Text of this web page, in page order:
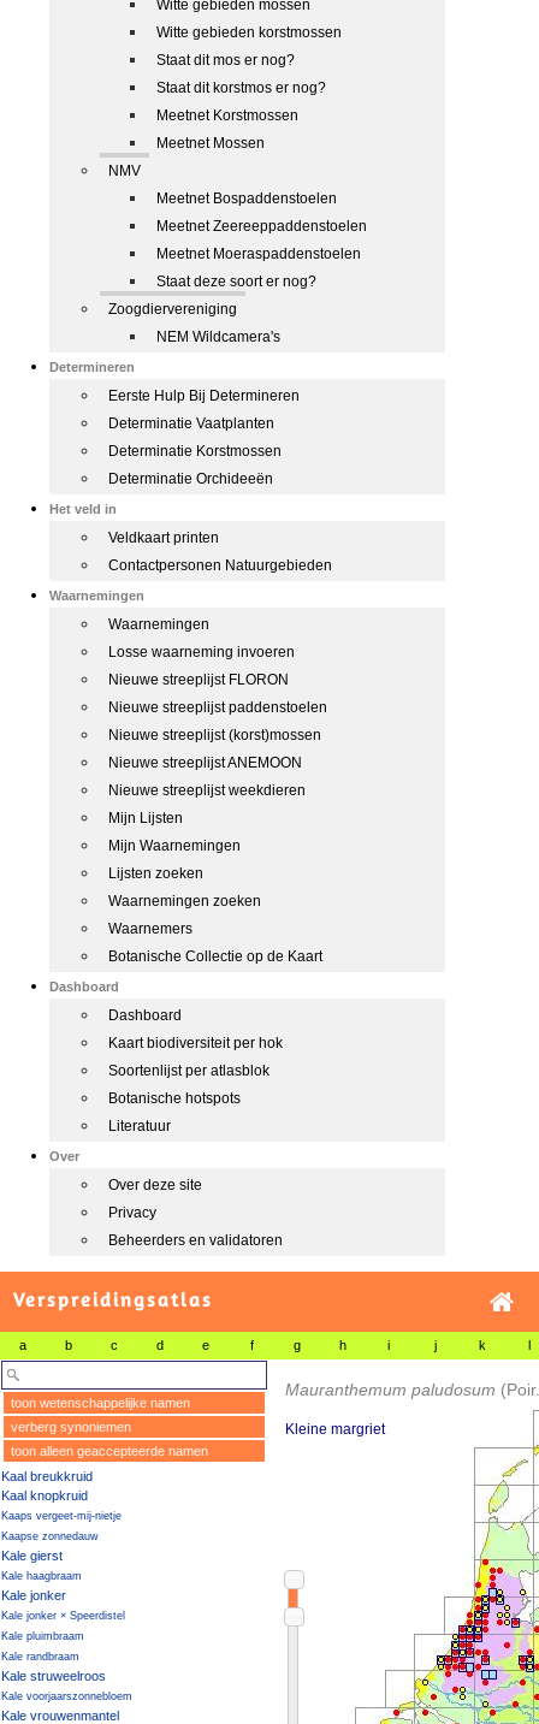
Witte gebieden mossen
Witte gebieden korstmossen
Staat dit mos er nog?
Staat dit korstmos er nog?
Meetnet Korstmossen
Meetnet Mossen
NMV
Meetnet Bospaddenstoelen
Meetnet Zeereeppaddenstoelen
Meetnet Moeraspaddenstoelen
Staat deze soort er nog?
Zoogdiervereniging
NEM Wildcamera's
Determineren
Eerste Hulp Bij Determineren
Determinatie Vaatplanten
Determinatie Korstmossen
Determinatie Orchideeën
Het veld in
Veldkaart printen
Contactpersonen Natuurgebieden
Waarnemingen
Waarnemingen
Losse waarneming invoeren
Nieuwe streeplijst FLORON
Nieuwe streeplijst paddenstoelen
Nieuwe streeplijst (korst)mossen
Nieuwe streeplijst ANEMOON
Nieuwe streeplijst weekdieren
Mijn Lijsten
Mijn Waarnemingen
Lijsten zoeken
Waarnemingen zoeken
Waarnemers
Botanische Collectie op de Kaart
Dashboard
Dashboard
Kaart biodiversiteit per hok
Soortenlijst per atlasblok
Botanische hotspots
Literatuur
Over
Over deze site
Privacy
Beheerders en validatoren
Verspreidingsatlas
a b c d e f g h i j k l
toon wetenschappelijke namen
verberg synoniemen
toon alleen geaccepteerde namen
Kaal breukkruid
Kaal knopkruid
Kaaps vergeet-mij-nietje
Kaapse zonnedauw
Kale gierst
Kale haagbraam
Kale jonker
Kale jonker × Speerdistel
Kale pluimbraam
Kale randbraam
Kale struweelroos
Kale voorjaarszonnebloem
Kale vrouwenmantel
Mauranthemum paludosum
Kleine margriet